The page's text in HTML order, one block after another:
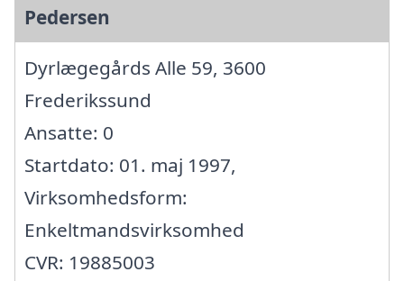
Pedersen
Dyrlægegårds Alle 59, 3600
Frederikssund
Ansatte: 0
Startdato: 01. maj 1997,
Virksomhedsform:
Enkeltmandsvirksomhed
CVR: 19885003